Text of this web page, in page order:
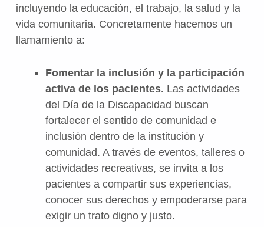
incluyendo la educación, el trabajo, la salud y la
vida comunitaria. Concretamente hacemos un
llamamiento a:
Fomentar la inclusión y la participación
activa de los pacientes. Las actividades
del Día de la Discapacidad buscan
fortalecer el sentido de comunidad e
inclusión dentro de la institución y
comunidad. A través de eventos, talleres o
actividades recreativas, se invita a los
pacientes a compartir sus experiencias,
conocer sus derechos y empoderarse para
exigir un trato digno y justo.